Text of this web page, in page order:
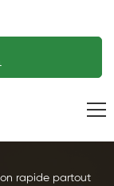
rapide partout